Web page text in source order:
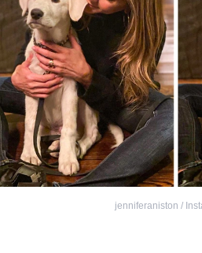
jenniferaniston /